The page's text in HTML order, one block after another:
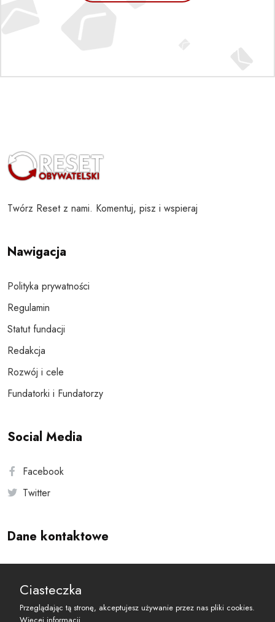
Twórz Reset z nami. Komentuj, pisz i wspieraj
Nawigacja
Polityka prywatności
Regulamin
Statut fundacji
Redakcja
Rozwój i cele
Fundatorki i Fundatorzy
Social Media
Facebook
Twitter
Dane kontaktowe
reset@resetobywatelski.pl
Ciasteczka
Przeglądając tą stronę, akceptujesz używanie przez nas pliki cookies.